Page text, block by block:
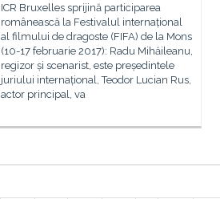
ICR Bruxelles sprijină participarea
românească la Festivalul internațional
al filmului de dragoste (FIFA) de la Mons
(10-17 februarie 2017): Radu Mihăileanu,
regizor și scenarist, este președintele
juriului internațional, Teodor Lucian Rus,
actor principal, va